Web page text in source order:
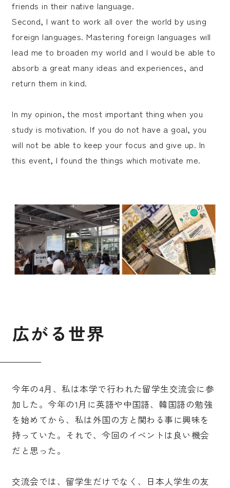
friends in their native language.
Second, I want to work all over the world by using
foreign languages. Mastering foreign languages will
lead me to broaden my world and I would be able to
absorb a great many ideas and experiences, and
return them in kind.
In my opinion, the most important thing when you
study is motivation. If you do not have a goal, you
will not be able to keep your focus and give up. In
this event, I found the things which motivate me.
広がる世界
今年の4月、私は本学で行われた留学生交流会に参
加した。今年の1月に英語や中国語、韓国語の勉強
を始めてから、私は外国の方と関わる事に興味を
持っていた。それで、今回のイベントは良い機会
だと思った。
交流会では、留学生だけでなく、日本人学生の友